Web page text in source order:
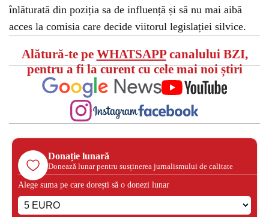
înlăturată din poziția sa de influență și să nu mai aibă
acces la comisia care decide viitorul legislației silvice.
Alătură-te pe WHATSAPPcanalului BZI,
pentru a fi la curent cu cele mai noi știri
Donație lunară
Donează lunar pentru susținerea jurnalismului de calitate
Alege suma pe care dorești să o donezi lunar